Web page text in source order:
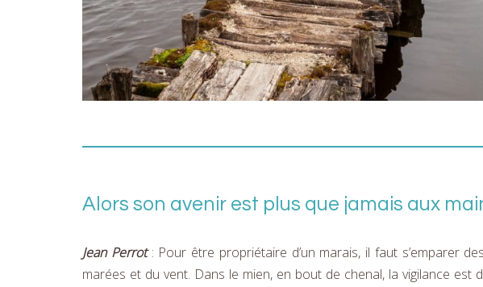
Alors son avenir est plus que jamais aux
Jean Perrot : Pour être propriétaire d’un marais, il faut s’emparer
marées et du vent. Dans le mien, en bout de chenal, la vigilance est